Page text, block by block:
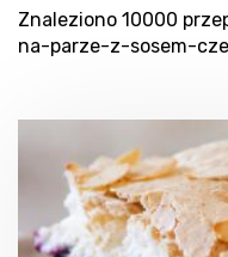
Znaleziono 10000
na-parze-z-sosem-